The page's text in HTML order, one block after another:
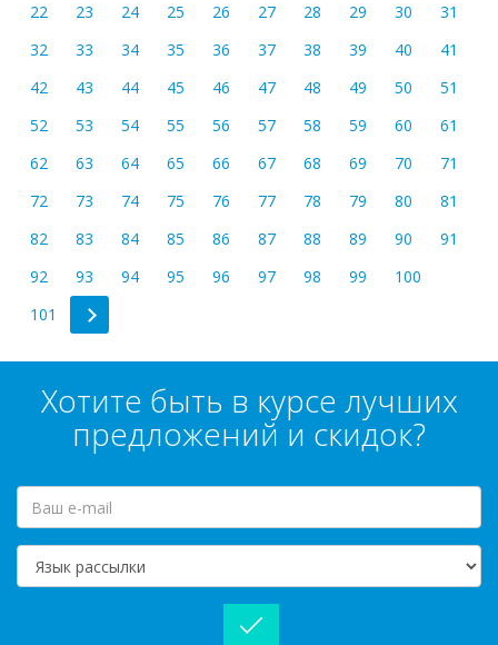
22
23 24 25 26 27 28 29 30
31
32
33 34 35 36 37 38 39 40
41
42
43 44 45 46 47 48 49 50
51
52
53 54 55 56 57 58 59 60
61
62
63 64 65 66 67 68 69 70
71
72
73 74 75 76 77 78 79 80
81
82
83 84 85 86 87 88 89 90
91
92
93 94 95 96 97 98 99
100
101
Хотите быть в курсе лучших
предложений и скидок?